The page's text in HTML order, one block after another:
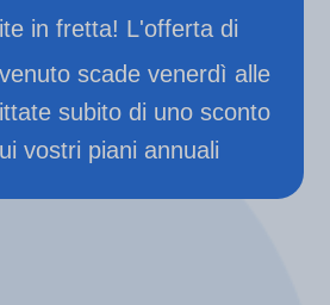
in fretta! L'offerta di
scade venerdì alle
subito di uno sconto
vostri piani annuali